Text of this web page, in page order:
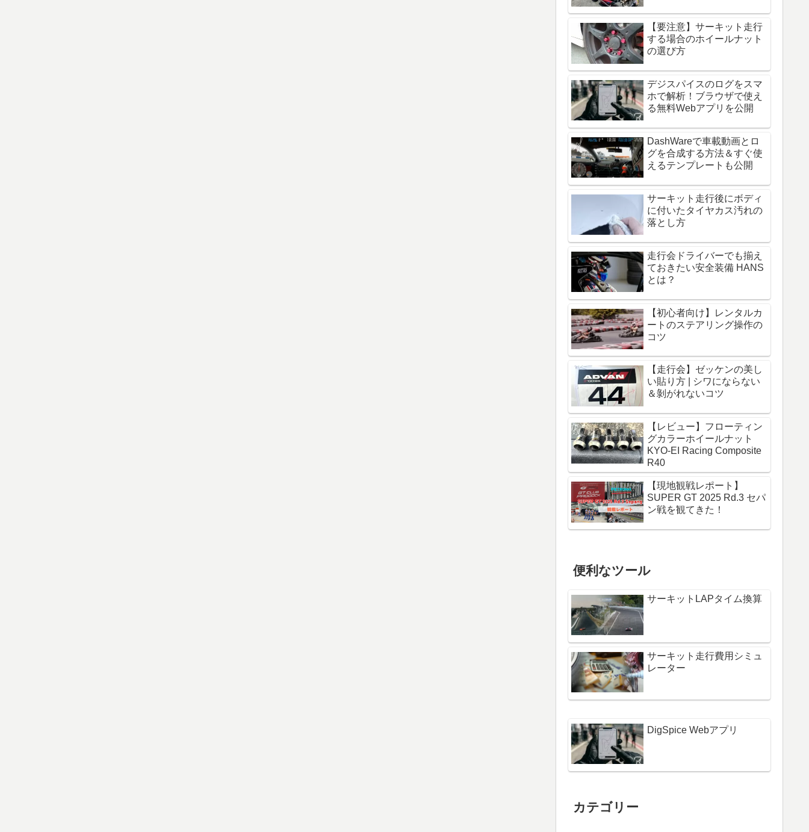
【要注意】サーキット走行
する場合のホイールナット
の選び方
デジスパイスのログをスマ
ホで解析！ブラウザで使え
る無料Webアプリを公開
DashWareで車載動画とロ
グを合成する方法＆すぐ使
えるテンプレートも公開
サーキット走行後にボディ
に付いたタイヤカス汚れの
落とし方
走行会ドライバーでも揃え
ておきたい安全装備 HANS
とは？
【初心者向け】レンタルカ
ートのステアリング操作の
コツ
【走行会】ゼッケンの美し
い貼り方 | シワにならない
＆剝がれないコツ
【レビュー】フローティン
グカラーホイールナット
KYO-EI Racing Composite
R40
【現地観戦レポート】
SUPER GT 2025 Rd.3 セパ
ン戦を観てきた！
便利なツール
サーキットLAPタイム換算
サーキット走行費用シミュ
レーター
DigSpice Webアプリ
カテゴリー